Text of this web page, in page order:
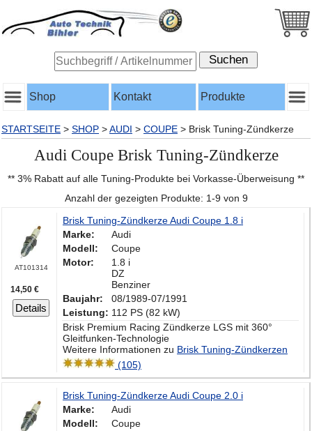
Shop Kontakt Produkte
STARTSEITE > SHOP >AUDI > COUPE > Brisk Tuning-Zündkerze
Audi Coupe Brisk Tuning-Zündkerze
** 3% Rabatt auf alle Tuning-Produkte bei Vorkasse-Überweisung **
Anzahl der gezeigten Produkte: 1-9 von 9
AT101314
14,50 €
Details
Brisk Tuning-Zündkerze Audi Coupe 1.8 i
Marke:
Audi
Modell:
Coupe
Motor:
1.8 i
DZ
Benziner
Baujahr:
08/1989-07/1991
Leistung: 112 PS (82 kW)
Brisk Premium Racing Zündkerze LGS mit 360°
Gleitfunken-Technologie
Weitere Informationen zu Brisk Tuning-Zündkerzen
(105)
Brisk Tuning-Zündkerze Audi Coupe 2.0 i
Marke:
Audi
Modell:
Coupe